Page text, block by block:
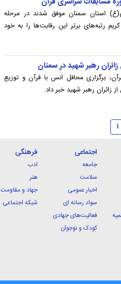
استان سمنان موفق شدند در مرحله
رتبه‌های برتر این رقابت‌ها را به خود
رهبر شهید در سمنان
برگزاری محافل انس با قرآن و توزیع
زائران رهبر شهید خبر داد.
۱
اجتماعی
جامعه
سلامت
اخبار عمومی
سواد رسانه ای
فعالیت‌های جهادی
کودک و نوجوان
فرهنگی
ادب
هنر
جهاد و مقاومت
شبکه اجتماعی